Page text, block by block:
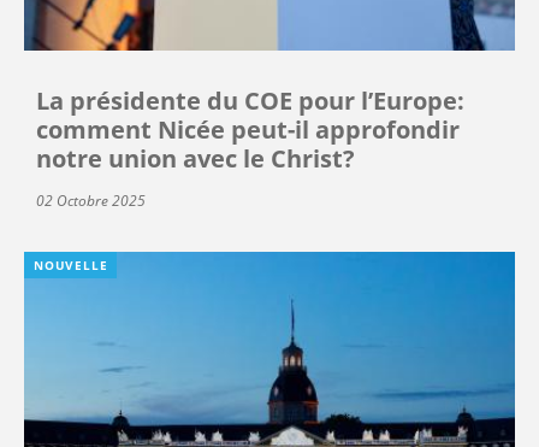
La présidente du COE pour l’Europe:
comment Nicée peut-il approfondir
notre union avec le Christ?
02 Octobre 2025
NOUVELLE